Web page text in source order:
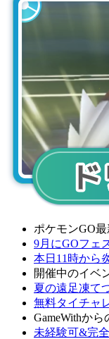
ポケモンGO最
9月にGOフェ
本日11時から
開催中のイベ
夏の遠足凍て
無料タイチャ
GameWithか
未経験可&完